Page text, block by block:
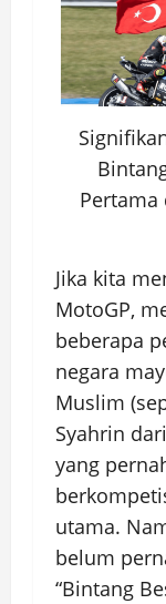
Pertama
Jika kita
MotoGP,
beberapa
negara
Muslim
Syahrin
yang
utama.
belum
“Bintang